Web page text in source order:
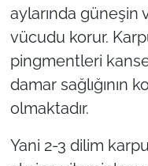
aylarında güneşin
vücudu korur.
pingmentleri
damar sağlığının
olmaktadır.
Yani 2-3 dilim